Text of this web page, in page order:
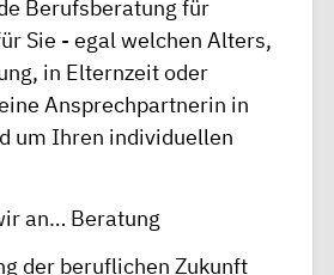
Berufsberatung für
Sie - egal welchen Alters,
in Elternzeit oder
Ansprechpartnerin in
um Ihren individuellen
an… Beratung
der beruflichen Zukunft